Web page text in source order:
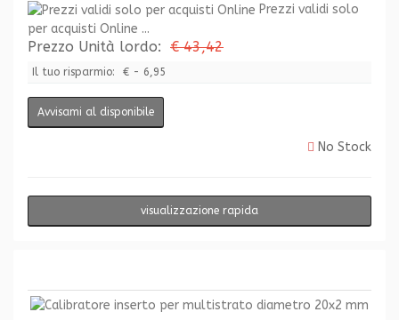
Prezzi validi solo
per acquisti Online ...
Prezzo Unità lordo: € 43,42
Il tuo risparmio: € - 6,95
Avvisami al disponibile
No Stock
visualizzazione rapida